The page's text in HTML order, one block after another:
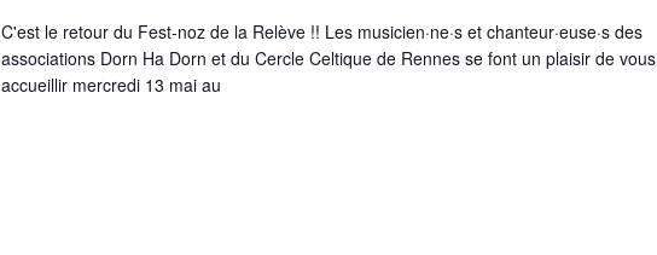
C'est le retour du Fest-noz de la Relève !! Les musicien·ne·s et chanteur·euse·s des
associations Dorn Ha Dorn et du Cercle Celtique de Rennes se font un plaisir de vous
accueillir mercredi 13 mai au